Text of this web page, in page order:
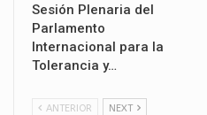
Sesión Plenaria del
Parlamento
Internacional para la
Tolerancia y…
ANTERIOR NEXT